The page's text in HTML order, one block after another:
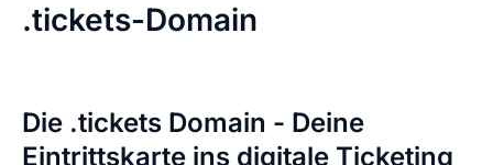
.tickets-Domain
Die .tickets Domain - Deine
Eintrittskarte ins digitale Ticketing